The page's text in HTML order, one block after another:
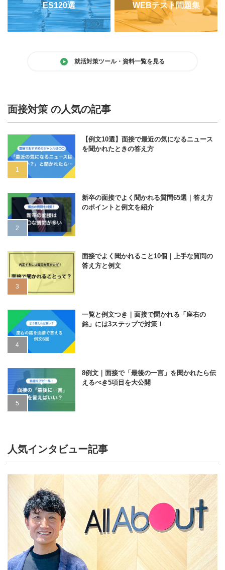
ES120選 WEBテスト問題集
就活対策ツール・資料一覧を見る
面接対策 の人気の記事
【例文10選】面接で最近の気になるニュース
を聞かれたときの答え方
新卒の面接でよく聞かれる質問65選｜答え方
のポイントと例文を紹介
面接でよく聞かれること10個｜上手な質問の
答え方と例文
一覧と例文つき｜面接で聞かれる「座右の
銘」には3ステップで対策！
8例文｜面接で「最後の一言」を聞かれたら伝
えるべき5項目を大公開
人気インタビュー記事